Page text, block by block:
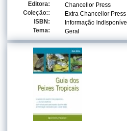
Editora:
Chancellor Press
Coleção::
Extra Chancellor Press
ISBN:
Informação Indisponível
Tema:
Geral